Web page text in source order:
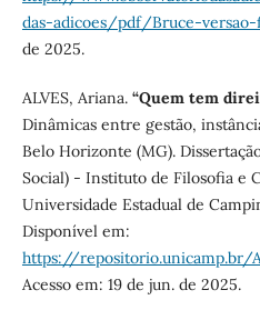
das-adicoes/pdf/Bruce-versao-
de 2025.
ALVES, Ariana. “Quem tem
Dinâmicas entre gestão,
Belo Horizonte (MG).
Social) - Instituto de Filosofia e
Universidade Estadual de
Disponível em:
https://repositorio.unicamp.br/
Acesso em: 19 de jun. de 2025.